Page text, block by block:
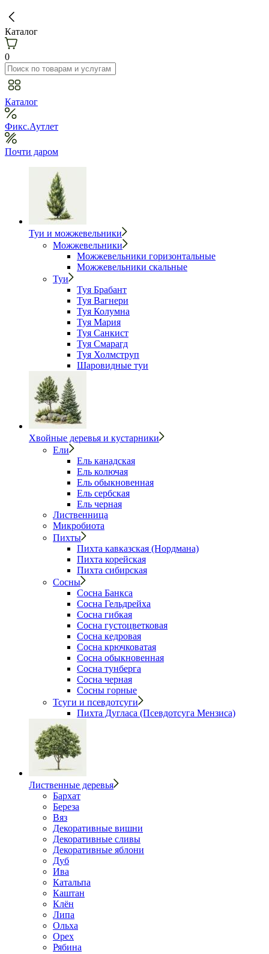
Каталог
0
Каталог
Фикс.Аутлет
Почти даром
Туи и можжевельники
Можжевельники
Можжевельники горизонтальные
Можжевельники скальные
Туи
Туя Брабант
Туя Вагнери
Туя Колумна
Туя Мария
Туя Санкист
Туя Смарагд
Туя Холмструп
Шаровидные туи
Хвойные деревья и кустарники
Ели
Ель канадская
Ель колючая
Ель обыкновенная
Ель сербская
Ель черная
Лиственница
Микробиота
Пихты
Пихта кавказская (Нордмана)
Пихта корейская
Пихта сибирская
Сосны
Сосна Банкса
Сосна Гельдрейха
Сосна гибкая
Сосна густоцветковая
Сосна кедровая
Сосна крючковатая
Сосна обыкновенная
Сосна тунберга
Сосна черная
Сосны горные
Тсуги и псевдотсуги
Пихта Дугласа (Псевдотсуга Мензиса)
Лиственные деревья
Бархат
Береза
Вяз
Декоративные вишни
Декоративные сливы
Декоративные яблони
Дуб
Ива
Катальпа
Каштан
Клён
Липа
Ольха
Орех
Рябина